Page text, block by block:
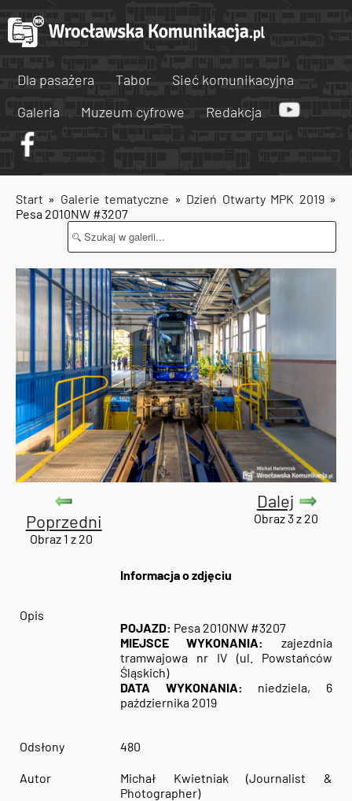
Dla pasażera Tabor
Sieć komunikacyjna
Galeria
Muzeum cyfrowe Redakcja
Start » Galerie tematyczne » Dzień Otwarty MPK 2019»
Pesa 2010NW #3207
Poprzedni
Obraz 1 z 20
Dalej
Obraz 3 z 20
Informacja o zdjęciu
Opis
POJAZD: Pesa 2010NW #3207
MIEJSCE WYKONANIA:
zajezdnia
tramwajowa nr IV (ul. Powstańców
Śląskich)
DATA WYKONANIA: niedziela, 6
października 2019
Odsłony 480
Autor
Michał Kwietniak (Journalist &
Photographer)